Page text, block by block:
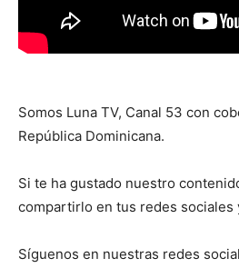
Somos Luna TV, Canal 53 con
República Dominicana.
Si te ha gustado nuestro
compartirlo en tus redes sociales
Síguenos en nuestras redes